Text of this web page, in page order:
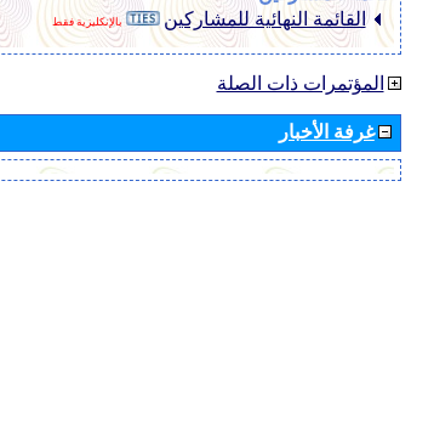
القائمة النهائية للمشاركين
بالإنكليزية فقط
المؤتمرات ذات الصلة
غرفة الأخبار